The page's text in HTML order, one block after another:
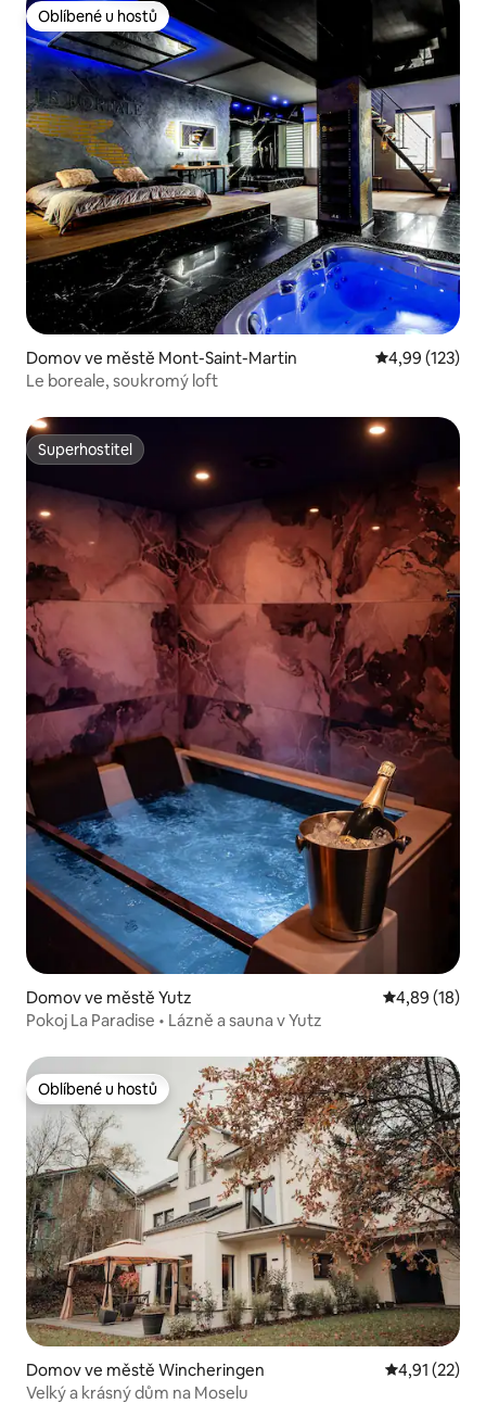
Oblíbené u hostů
Oblíbené u hostů
Domov ve městě Mont-Saint-Martin Průměrné
4,99 (123)
Le boreale, soukromý loft
Superhostitel
Superhostitel
Domov ve městě Yutz Průměrné
4,89 (18)
Pokoj La Paradise • Lázně a sauna v Yutz
Oblíbené u hostů
Oblíbené u hostů
Domov ve městě Wincheringen Průměrné
4,91 (22)
Velký a krásný dům na Moselu